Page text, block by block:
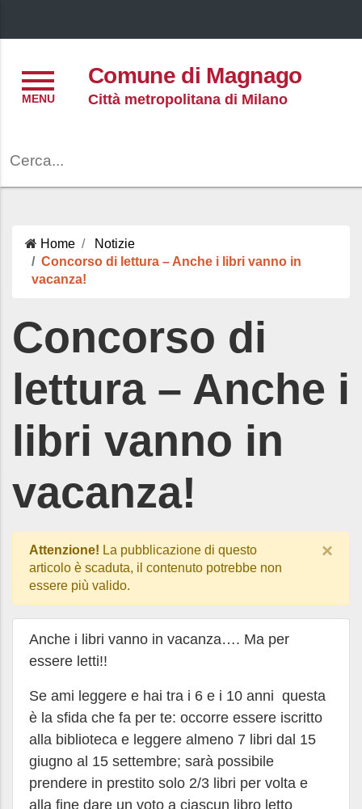
Comune di Magnago
Città metropolitana di Milano
Home
Notizie
Concorso di lettura – Anche i libri vanno in
vacanza!
Concorso di
lettura – Anche i
libri vanno in
vacanza!
Attenzione! La pubblicazione di questo
articolo è scaduta, il contenuto potrebbe non
essere più valido.
×
Anche i libri vanno in vacanza…. Ma per
essere letti!!
Se ami leggere e hai tra i 6 e i 10 anni questa
è la sfida che fa per te: occorre essere iscritto
alla biblioteca e leggere almeno 7 libri dal 15
giugno al 15 settembre; sarà possibile
prendere in prestito solo 2/3 libri per volta e
alla fine dare un voto a ciascun libro letto